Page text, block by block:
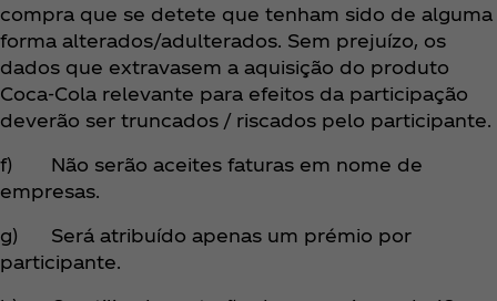
compra que se detete que tenham sido de alguma
forma alterados/adulterados. Sem prejuízo, os
dados que extravasem a aquisição do produto
Coca‑Cola relevante para efeitos da participação
deverão ser truncados / riscados pelo participante.
f) Não serão aceites faturas em nome de
empresas.
g) Será atribuído apenas um prémio por
participante.